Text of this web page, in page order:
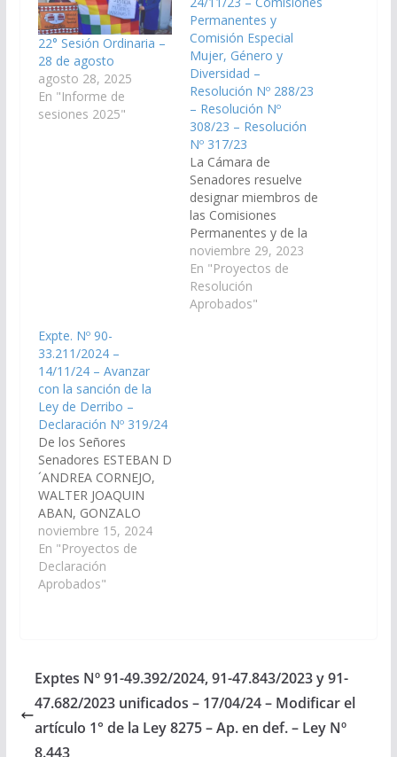
22° Sesión Ordinaria –
28 de agosto
agosto 28, 2025
En "Informe de
sesiones 2025"
Permanentes y
Comisión Especial
Mujer, Género y
Diversidad –
Resolución Nº 288/23
– Resolución Nº
308/23 – Resolución
Nº 317/23
La Cámara de
Senadores resuelve
designar miembros de
las Comisiones
Permanentes y de la
Comisión Especial
Mujer, Género y
Diversidad, a
continuación se
noviembre 29, 2023
En "Proyectos de
Resolución
Aprobados"
Expte. Nº 90-
33.211/2024 –
14/11/24 – Avanzar
con la sanción de la
Ley de Derribo –
Declaración Nº 319/24
De los Señores
Senadores ESTEBAN D
´ANDREA CORNEJO,
WALTER JOAQUIN
ABAN, GONZALO
CARO DAVALOS, DANI
RAUL NOLASCO,
LAPAD MASHUR,
WALTER HERNAN
CALABRO, ENRIQUE
ANTONIO CORNEJO
SARAVIA, CARLOS
FABIAN LOPEZ, JUAN
CRUZ CURA, JAVIER
noviembre 15, 2024
En "Proyectos de
Declaración
Aprobados"
Exptes Nº 91-49.392/2024, 91-47.843/2023 y 91-
47.682/2023 unificados – 17/04/24 – Modificar el
artículo 1° de la Ley 8275 – Ap. en def. – Ley Nº
8.443